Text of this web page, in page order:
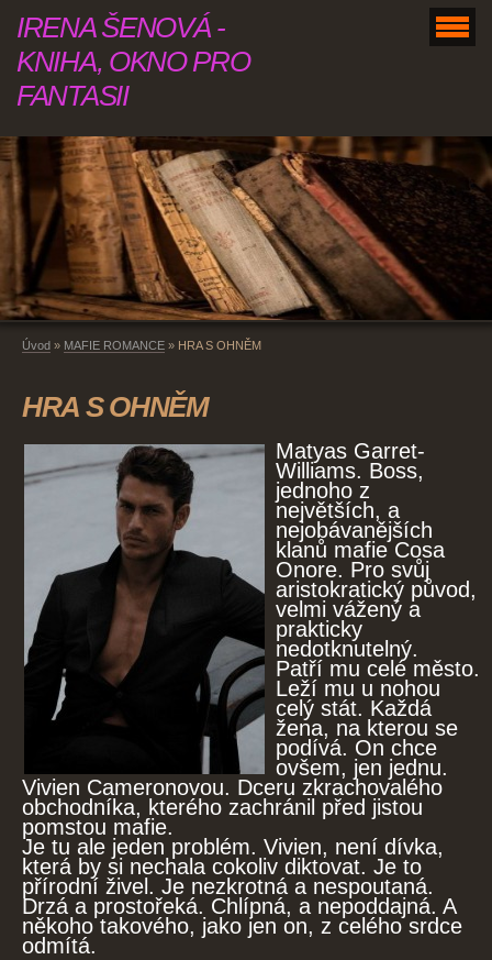
IRENA ŠENOVÁ -
KNIHA, OKNO PRO
FANTASII
Úvod » MAFIE ROMANCE » HRA S OHNĚM
HRA S OHNĚM
Matyas Garret-
Williams. Boss,
jednoho z
největších, a
nejobávanějších
klanů mafie Cosa
Onore. Pro svůj
aristokratický původ,
velmi vážený a
prakticky
nedotknutelný.
Patří mu celé město.
Leží mu u nohou
celý stát. Každá
žena, na kterou se
podívá. On chce
ovšem, jen jednu.
Vivien Cameronovou. Dceru zkrachovalého
obchodníka, kterého zachránil před jistou
pomstou mafie.
Je tu ale jeden problém. Vivien, není dívka,
která by si nechala cokoliv diktovat. Je to
přírodní živel. Je nezkrotná a nespoutaná.
Drzá a prostořeká. Chlípná, a nepoddajná. A
někoho takového, jako jen on, z celého srdce
odmítá.